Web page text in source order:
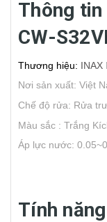
Thông
CW-
Thương hiệu: INAX
Nơi sản xuất: Việt
Chế độ rửa: Rửa
Màu sắc : Trắng
Áp lực nước:
Tính